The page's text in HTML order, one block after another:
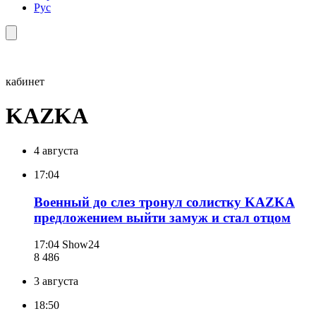
Рус
кабинет
KAZKA
4 августа
17:04
Военный до слез тронул солистку KAZKA
предложением выйти замуж и стал отцом
17:04 Show24
8 486
3 августа
18:50